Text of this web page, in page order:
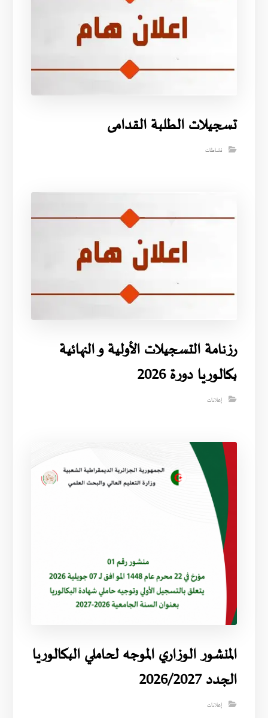
تسجيلات الطلبة القدامى
نشاطات
رزنامة التسجيلات الأولية و النهائية
بكالوريا دورة 2026
إعلانات
المنشور الوزاري الموجه لحاملي البكالوريا
الجدد 2026/2027
إعلانات